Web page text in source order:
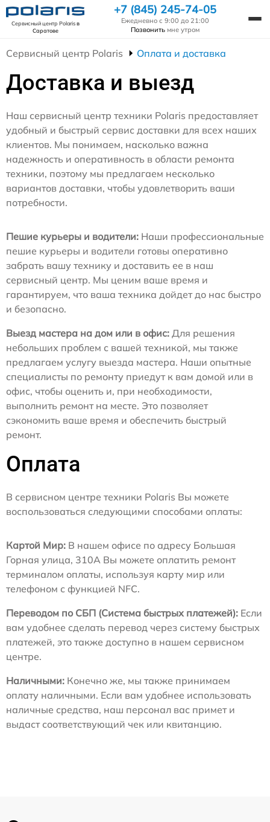
Сервисный центр Polarisв
Саратове
+7 (845) 245-74-05
Ежедневно с 9:00 до 21:00
Позвонить мне утром
Сервисный центр Polaris Оплата и доставка
Доставка и выезд
Наш сервисный центр техники Polaris предоставляет
удобный и быстрый сервис доставки для всех наших
клиентов. Мы понимаем, насколько важна
надежность и оперативность в области ремонта
техники, поэтому мы предлагаем несколько
вариантов доставки, чтобы удовлетворить ваши
потребности.
Пешие курьеры и водители: Наши профессиональные
пешие курьеры и водители готовы оперативно
забрать вашу технику и доставить ее в наш
сервисный центр. Мы ценим ваше время и
гарантируем, что ваша техника дойдет до нас быстро
и безопасно.
Выезд мастера на дом или в офис: Для решения
небольших проблем с вашей техникой, мы также
предлагаем услугу выезда мастера. Наши опытные
специалисты по ремонту приедут к вам домой или в
офис, чтобы оценить и, при необходимости,
выполнить ремонт на месте. Это позволяет
сэкономить ваше время и обеспечить быстрый
ремонт.
Оплата
В сервисном центре техники Polaris Вы можете
воспользоваться следующими способами оплаты:
Картой Мир: В нашем офисе по адресу Большая
Горная улица, 310А Вы можете оплатить ремонт
терминалом оплаты, используя карту мир или
телефоном с функцией NFC.
Переводом по СБП (Система быстрых платежей): Если
вам удобнее сделать перевод через систему быстрых
платежей, это также доступно в нашем сервисном
центре.
Наличными: Конечно же, мы также принимаем
оплату наличными. Если вам удобнее использовать
наличные средства, наш персонал вас примет и
выдаст соответствующий чек или квитанцию.